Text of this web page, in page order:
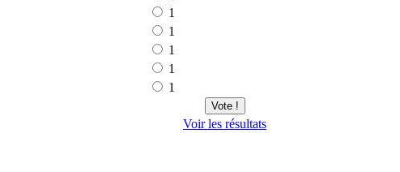
1
1
1
1
1
Vote !
Voir les résultats